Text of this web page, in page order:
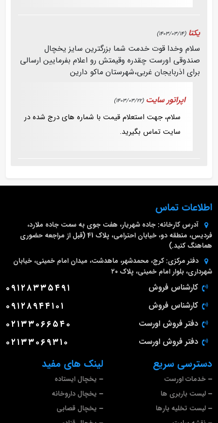
یکتا (1403/03/14)
سلام وخدا قوت خدمت شما بزرگترین سایز یخچال
صندوقی اورست چقدره وقیمتش رو اعلام بفرمایین ارسالی
برای اذربایجان غربی،شهرستان ماکو دارین
اپراتور سایت (1403/03/22)
سلام، جهت استعلام قیمت با شماره های درج شده در
سایت تماس بگیرید.
لینک های مفید
یخچال ایستاده
یخچال داروخانه
یخچال قصابی
دسترسی سریع
خدمات اورست
لیست باربری ها
لیست تخلیه بارها
اطلاعات تماس
آدرس کارخانه: جاده شهریار، هفت جوی به سمت جاده ملارد،
فردیس، منطقه دو، خیابان احترامی، پلاک 41 (قبل از مراجعه حضوری
هماهنگ کنید.)
دفتر مرکزی: کرج، محمدشهر، ماهدشت، میدان امام خمینی، خیابان
شهرداری، بلوار امام خمینی، پلاک ۲۰
کارشناس فروش ۰۹۱۲۸۳۳۵۴۹۱
کارشناس فروش ۰۹۱۲۸۹۴۴۱۰۱
دفتر فروش اورست ۰۲۱۳۳۰۶۶۵۴۰
دفتر فروش اورست ۰۲۱۳۳۰۶۹۳۱۰